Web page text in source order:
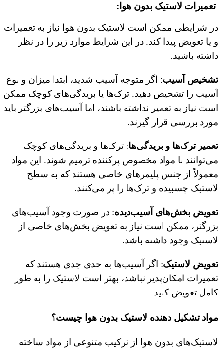
︎تعمیرات لاستیک بدون هوا :
در شرایطی ممکن است لاستیک بدون هوا نیاز به تعمیرات
و یا تعویض پیدا کند. در این شرایط موارد زیر را در نظر
داشته باشید.
تشخیص آسیب: اگر متوجه آسیب شدید، ابتدا میزان و نوع
آسیب را تشخیص دهید. ترک‌ها یا بریدگی‌های کوچک ممکن
است نیاز به تعمیر نداشته باشند، اما آسیب‌های بزرگتر باید
مورد بررسی قرار گیرند.
تعمیر ترک‌ها و بریدگی‌ها: ترک‌ها و بریدگی‌های کوچک
می‌توانند با مواد مخصوص پرکننده ترمیم شوند. این مواد
معمولاً از جنس پلیمرهای خاصی هستند که به سطح
لاستیک چسبیده و ترک‌ها را پر می‌کنند.
تعویض بخش‌های آسیب‌دیده: در صورت وجود آسیب‌های
بزرگتر، ممکن است نیاز به تعویض بخش‌های خاصی از
لاستیک وجود داشته باشد.
تعویض لاستیک: اگر آسیب‌ها به حدی جدی هستند که
تعمیرات امکان‌پذیر نباشد، بهتر است لاستیک را به طور
کامل تعویض کنید.
مواد تشکیل دهنده لاستیک بدون هوا چیست؟
لاستیک‌های بدون هوا از ترکیب متنوعی از مواد ساخته